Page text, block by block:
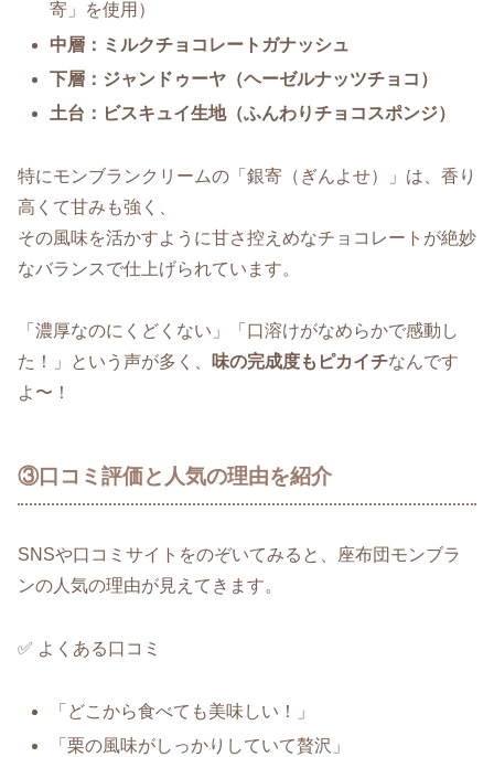
寄」を使用）
中層：ミルクチョコレートガナッシュ
下層：ジャンドゥーヤ（ヘーゼルナッツチョコ）
土台：ビスキュイ生地（ふんわりチョコスポンジ）
特にモンブランクリームの「銀寄（ぎんよせ）」は、香り
高くて甘みも強く、
その風味を活かすように甘さ控えめなチョコレートが絶妙
なバランスで仕上げられています。
「濃厚なのにくどくない」「口溶けがなめらかで感動し
た！」という声が多く、 味の完成度もピカイチなんです
よ〜！
③口コミ評価と人気の理由を紹介
SNSや口コミサイトをのぞいてみると、座布団モンブラ
ンの人気の理由が見えてきます。
✅ よくある口コミ
「どこから食べても美味しい！」
「栗の風味がしっかりしていて贅沢」